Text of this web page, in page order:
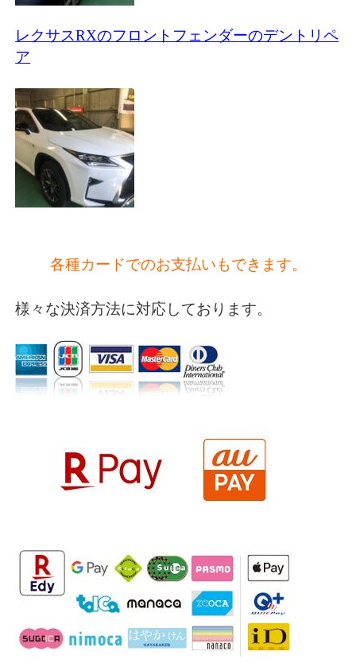
レクサスRXのフロントフェンダーのデントリペ
ア
各種カードでのお支払いもできます。
様々な決済方法に対応しております。